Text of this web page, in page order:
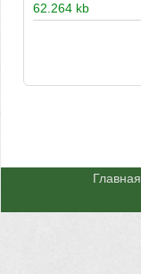
62.264 kb
Главная